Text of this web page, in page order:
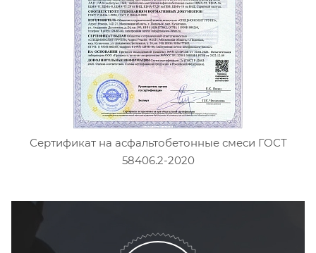
Сертификат на асфальтобетонные смеси ГОСТ
58406.2-2020